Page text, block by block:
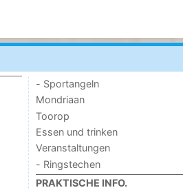
- Sportangeln
Mondriaan
Toorop
Essen und trinken
Veranstaltungen
- Ringstechen
PRAKTISCHE INFO.